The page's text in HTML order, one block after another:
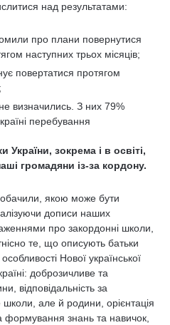
над результатами:
про плани повернутися
наступних трьох місяців;
повертатися протягом
визначились. З них 79%
перебування
України, зокрема і в освіті,
громадяни із-за кордону.
якою може бути
дописи наших
про закордонні школи,
те, що описують батьки
Нової української
доброзичливе та
відповідальність за
але й родини, орієнтація
формування знань та навичок,